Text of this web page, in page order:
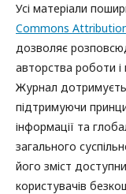
Усі матеріали
Commons
дозволяє
авторства роботи і
Журнал
підтримуючи
інформації та
загального
його зміст
користувачів